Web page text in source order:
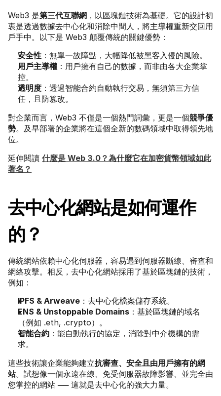
Web3 是第三代互聯網 ，以區塊鏈技術為基礎。它的設計初
衷是透過數據去中心化和消除中間人，將主導權重新交回用
戶手中。以下是 Web3 顛覆傳統的關鍵優勢：
安全性 ：無單一故障點，大幅降低被黑客入侵的風險。
用戶主導權 ：用戶擁有自己的數據，而非由各大企業掌
控。
透明度 ：透過智能合約自動執行交易，無須第三方信
任，且防篡改。
對企業而言，Web3 不僅是一個熱門詞彙，更是一個競爭優
勢。及早部署的企業將在這個全新的數碼領域中取得領先地
位。
延伸閱讀 什麼是 Web 3.0？為什麼它在加密貨幣領域如此
著名？
去中心化網站是如何運作
的？
傳統網站依賴中心化伺服器，容易遇到伺服器斷線、審查和
網絡攻擊。相反，去中心化網站採用了基於區塊鏈的技術，
例如：
IPFS & Arweave ：去中心化檔案儲存系統。
ENS & Unstoppable Domains ：基於區塊鏈的域名
（例如 .eth, .crypto）。
智能合約 ：能自動執行的協定，消除對中介機構的需
求。
這些技術讓企業能夠建立抗審查、安全且由用戶擁有的網
站。試想像一個永遠在線、免受伺服器故障影響、並完全由
您掌控的網站 ── 這就是去中心化的強大力量。